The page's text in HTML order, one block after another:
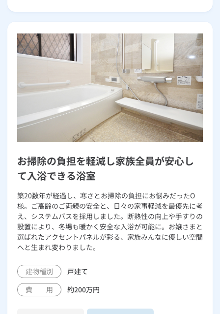
お掃除の負担を軽減し家族全員が安心し
て入浴できる浴室
築20数年が経過し、寒さとお掃除の負担にお悩みだったO
様。ご高齢のご両親の安全と、日々の家事軽減を最優先に考
え、システムバスを採用しました。断熱性の向上や手すりの
設置により、冬場も暖かく安全な入浴が可能に。お嬢さまと
選ばれたアクセントパネルが彩る、家族みんなに優しい空間
へと生まれ変わりました。
建物種別
戸建て
費 用
約200万円